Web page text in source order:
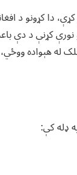
دا کړونو د
نورې کړنې د
خلک له هېواده
ډله کې: